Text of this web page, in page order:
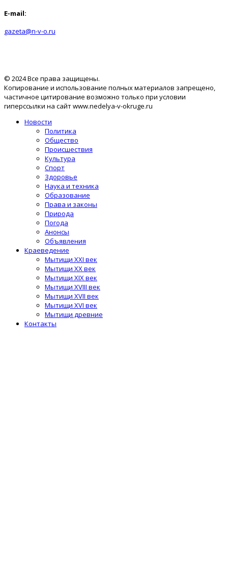
E-mail:
gazeta@n-v-o.ru
© 2024 Все права защищены.
Копирование и использование полных материалов запрещено,
частичное цитирование возможно только при условии
гиперссылки на сайт www.nedelya-v-okruge.ru
Новости
Политика
Общество
Происшествия
Культура
Спорт
Здоровье
Наука и техника
Образование
Права и законы
Природа
Погода
Анонсы
Объявления
Краеведение
Мытищи XXI век
Мытищи XX век
Мытищи XIX век
Мытищи XVIII век
Мытищи XVII век
Мытищи XVI век
Мытищи древние
Контакты